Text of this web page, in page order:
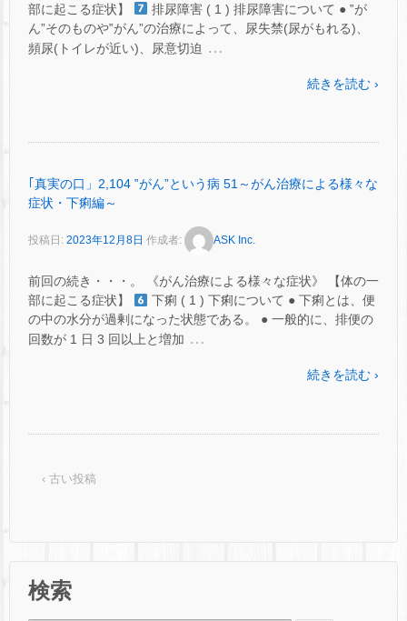
部に起こる症状】
排尿障害 ( 1 ) 排尿障害について ● ‟が
ん”そのものや‟がん”の治療によって、尿失禁(尿がもれる)、
頻尿(トイレが近い)、尿意切迫 …
続きを読む ›
｢真実の口」2,104 ‟がん”という病 51～がん治療による様々な
症状・下痢編～
投稿日: 2023年12月8日 作成者: ASK Inc.
前回の続き・・・。 《がん治療による様々な症状》 【体の一
部に起こる症状】
下痢 ( 1 ) 下痢について ● 下痢とは、便
の中の水分が過剰になった状態である。 ● 一般的に、排便の
回数が 1 日 3 回以上と増加 …
続きを読む ›
‹ 古い投稿
検索